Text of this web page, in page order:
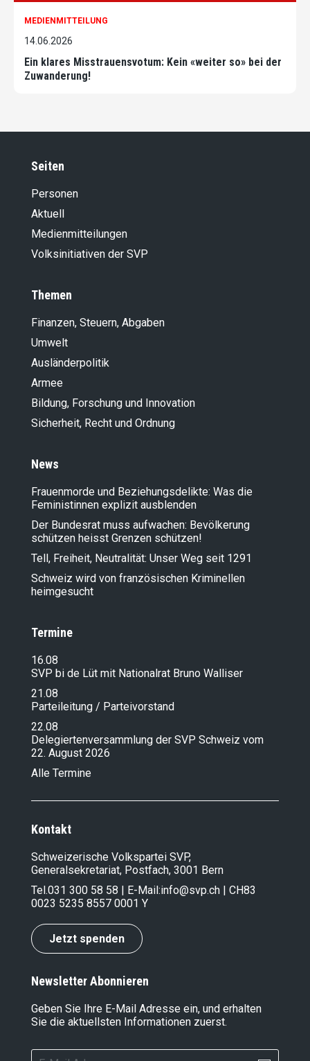
MEDIENMITTEILUNG
14.06.2026
Ein klares Misstrauensvotum: Kein «weiter so» bei der
Zuwanderung!
Seiten
Personen
Aktuell
Medienmitteilungen
Volksinitiativen der SVP
Themen
Finanzen, Steuern, Abgaben
Umwelt
Ausländer­politik
Armee
Bildung, Forschung und Innovation
Sicherheit, Recht und Ordnung
News
Frauenmorde und Beziehungsdelikte: Was die
Feministinnen explizit ausblenden
Der Bundesrat muss aufwachen: Bevölkerung
schützen heisst Grenzen schützen!
Tell, Freiheit, Neutralität: Unser Weg seit 1291
Schweiz wird von französischen Kriminellen
heimgesucht
Termine
16.08
SVP bi de Lüt mit Nationalrat Bruno Walliser
21.08
Parteileitung / Parteivorstand
22.08
Delegiertenversammlung der SVP Schweiz vom
22. August 2026
Alle Termine
Kontakt
Schweizerische Volkspartei SVP,
Generalsekretariat, Postfach, 3001 Bern
Tel.031 300 58 58 | E-Mail:info@svp.ch | CH83
0023 5235 8557 0001 Y
Jetzt spenden
Newsletter Abonnieren
Geben Sie Ihre E-Mail Adresse ein, und erhalten
Sie die aktuellsten Informationen zuerst.